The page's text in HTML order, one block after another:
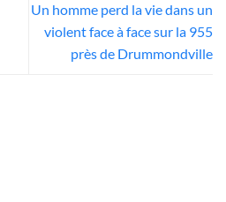
Un homme perd la vie dans un
violent face à face sur la 955
près de Drummondville